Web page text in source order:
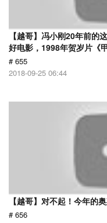
【越哥】冯小刚20年前的
好电影，1998年贺岁片《
# 655
2018-09-25 06:44
【越哥】对不起！今年的
# 656